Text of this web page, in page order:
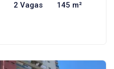
2 Vagas 145 m²